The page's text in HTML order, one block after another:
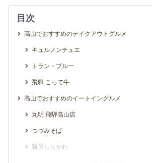
目次
高山でおすすめのテイクアウトグルメ
キュルノンチュエ
トラン・ブルー
飛騨 こって牛
高山でおすすめのイートイングルメ
丸明 飛騨高山店
つづみそば
麺屋しらかわ